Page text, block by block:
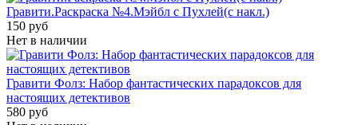
Гравити.Раскраска №4.Мэйбл с Пухлей(с накл.)
150 руб
Нет в наличии
Гравити Фолз: Набор фантастических парадоксов для
настоящих детективов
580 руб